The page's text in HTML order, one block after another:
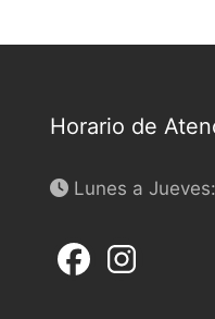
Horario de
Lunes a